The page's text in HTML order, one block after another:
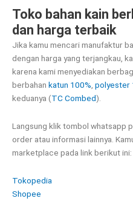
Toko bahan kain
dan harga terbaik
Jika kamu mencari manufaktur
dengan harga yang terjangkau,
karena kami menyediakan
berbahan katun 100% polyester
keduanya (TC Combed).
Langsung klik tombol whatsapp
order atau informasi lainnya.
marketplace pada link berikut ini:
Tokopedia
Shopee